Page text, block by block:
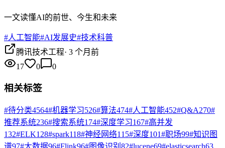
一文读懂AI的前世、今生和未来
#人工智能#AI发展史#技术科普
腾讯技术工程· 3 个月前
17
0 0
相关标签
#待分类4564#机器学习526#算法474#人工智能452#Q&A270#
推荐系统236#搜索系统174#深度学习167#高并发
132#ELK128#spark118#神经网络115#深度101#职场99#知识图